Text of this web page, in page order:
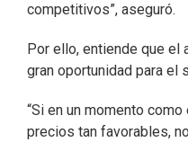
competitivos”, aseguró.
Por ello, entiende que el
gran oportunidad para el
“Si en un momento
precios tan favorables,